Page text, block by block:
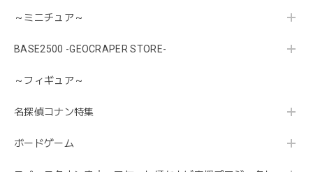
～ミニチュア～
BASE2500 -GEOCRAPER STORE-
～フィギュア～
名探偵コナン特集
ボードゲーム